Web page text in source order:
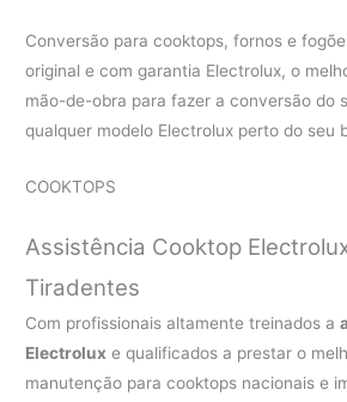
Conversão para cooktops, fornos e
original e com garantia Electrolux, o
mão-de-obra para fazer a conversão do
qualquer modelo Electrolux perto do seu
COOKTOPS
Assistência Cooktop
Tiradentes
Com profissionais altamente treinados a
Electrolux e qualificados a prestar o
manutenção para cooktops nacionais e